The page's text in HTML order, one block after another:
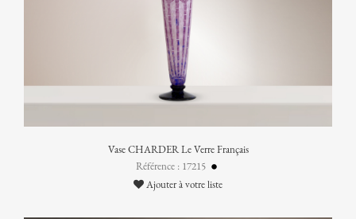
Vase CHARDER Le Verre Français
Référence : 17215
Ajouter à votre liste